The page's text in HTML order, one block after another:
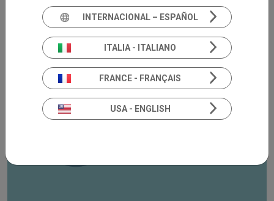
INTERNACIONAL – ESPAÑOL
ITALIA - ITALIANO
FRANCE - FRANÇAIS
USA - ENGLISH